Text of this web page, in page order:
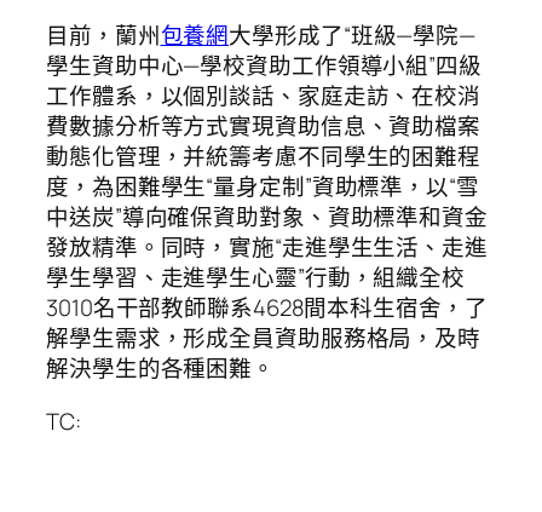
目前，蘭州包養網大學形成了“班級—學院—
學生資助中心—學校資助工作領導小組”四級
工作體系，以個別談話、家庭走訪、在校消
費數據分析等方式實現資助信息、資助檔案
動態化管理，并統籌考慮不同學生的困難程
度，為困難學生“量身定制”資助標準，以“雪
中送炭”導向確保資助對象、資助標準和資金
發放精準。同時，實施“走進學生生活、走進
學生學習、走進學生心靈”行動，組織全校
3010名干部教師聯系4628間本科生宿舍，了
解學生需求，形成全員資助服務格局，及時
解決學生的各種困難。
TC: